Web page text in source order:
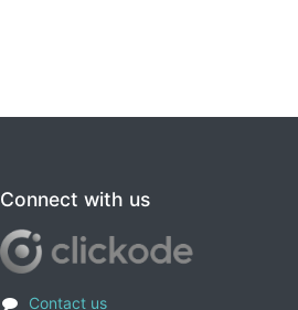
Connect with us
Contact us